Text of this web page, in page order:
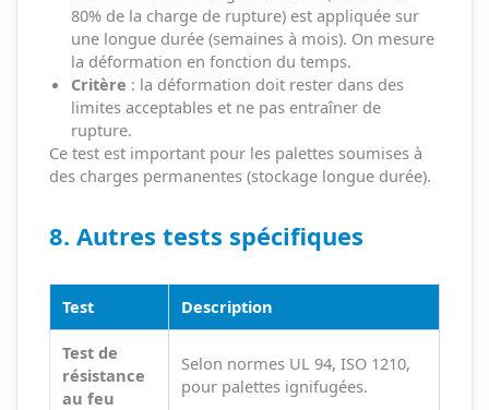
80% de la charge de rupture) est appliquée sur
une longue durée (semaines à mois). On mesure
la déformation en fonction du temps.
Critère : la déformation doit rester dans des
limites acceptables et ne pas entraîner de
rupture.
Ce test est important pour les palettes soumises à
des charges permanentes (stockage longue durée).
8. Autres tests spécifiques
Test Description
Test de
résistance
au feu
Selon normes UL 94, ISO 1210,
pour palettes ignifugées.